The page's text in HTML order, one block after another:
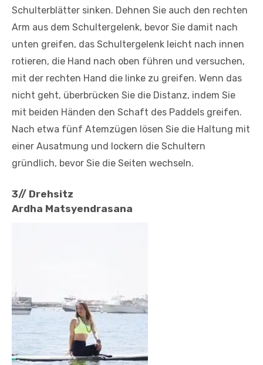
Schulterblätter sinken. Dehnen Sie auch den rechten
Arm aus dem Schultergelenk, bevor Sie damit nach
unten greifen, das Schultergelenk leicht nach innen
rotieren, die Hand nach oben führen und versuchen,
mit der rechten Hand die linke zu greifen. Wenn das
nicht geht, überbrücken Sie die Distanz, indem Sie
mit beiden Händen den Schaft des Paddels greifen.
Nach etwa fünf Atemzügen lösen Sie die Haltung mit
einer Ausatmung und lockern die Schultern
gründlich, bevor Sie die Seiten wechseln.
3// Drehsitz
Ardha Matsyendrasana